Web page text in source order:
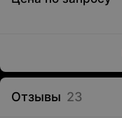
Отзывы 23